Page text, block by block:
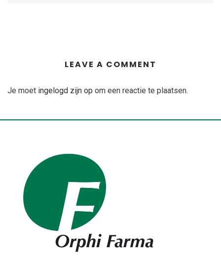
LEAVE A COMMENT
Je moet ingelogd zijn op om een reactie te plaatsen.